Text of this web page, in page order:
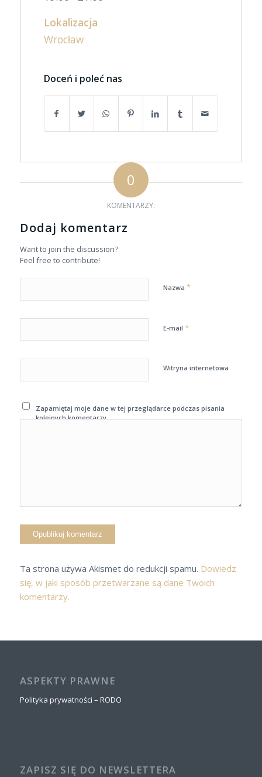
Lokalizacja
Wrocław
Doceń i poleć nas
0
KOMENTARZY:
Dodaj komentarz
Want to join the discussion?
Feel free to contribute!
Nazwa *
E-mail *
Witryna internetowa
Zapamiętaj moje dane w tej przeglądarce podczas pisania
kolejnych komentarzy.
Ta strona używa Akismet do redukcji spamu. Dowiedz
się, w jaki sposób przetwarzane są dane Twoich
komentarzy.
ASPEKTY PRAWNE
Polityka prywatności – RODO
ZAPISZ SIĘ DO NEWSLETTERA